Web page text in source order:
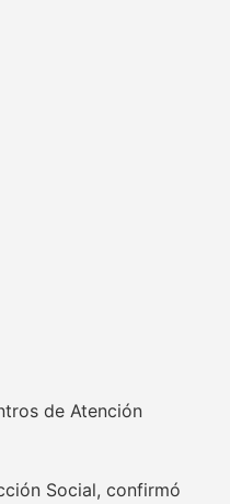
de Atención
Social, confirmó